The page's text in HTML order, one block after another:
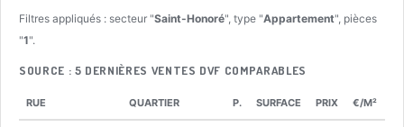
Filtres appliqués : secteur "Saint-Honoré", type "Appartement", pièces
"1".
SOURCE : 5 DERNIÈRES VENTES DVF COMPARABLES
RUE QUARTIER P. SURFACE PRIX €/M²